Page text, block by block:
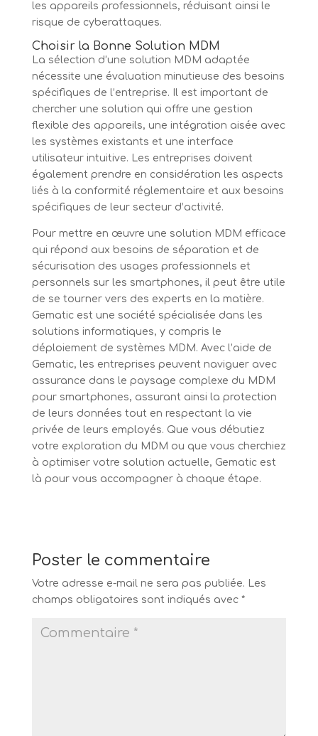
les appareils professionnels, réduisant ainsi le
risque de cyberattaques.
Choisir la Bonne Solution MDM
La sélection d’une solution MDM adaptée
nécessite une évaluation minutieuse des besoins
spécifiques de l’entreprise. Il est important de
chercher une solution qui offre une gestion
flexible des appareils, une intégration aisée avec
les systèmes existants et une interface
utilisateur intuitive. Les entreprises doivent
également prendre en considération les aspects
liés à la conformité réglementaire et aux besoins
spécifiques de leur secteur d’activité.
Pour mettre en œuvre une solution MDM efficace
qui répond aux besoins de séparation et de
sécurisation des usages professionnels et
personnels sur les smartphones, il peut être utile
de se tourner vers des experts en la matière.
Gematic est une société spécialisée dans les
solutions informatiques, y compris le
déploiement de systèmes MDM. Avec l’aide de
Gematic, les entreprises peuvent naviguer avec
assurance dans le paysage complexe du MDM
pour smartphones, assurant ainsi la protection
de leurs données tout en respectant la vie
privée de leurs employés. Que vous débutiez
votre exploration du MDM ou que vous cherchiez
à optimiser votre solution actuelle, Gematic est
là pour vous accompagner à chaque étape.
Poster le commentaire
Votre adresse e-mail ne sera pas publiée. Les
champs obligatoires sont indiqués avec *